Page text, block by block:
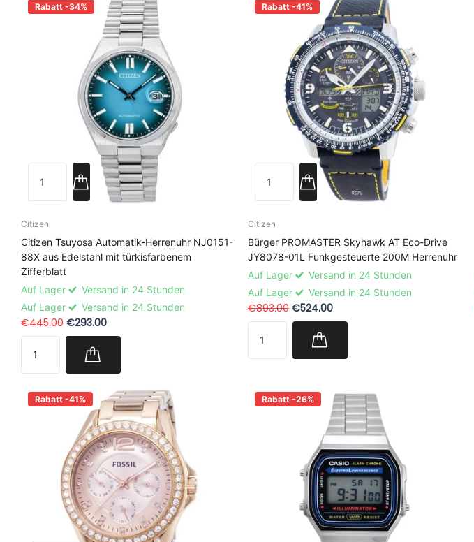
Rabatt -34%
Citizen
Citizen Tsuyosa Automatik-Herrenuhr NJ0151-
88X aus Edelstahl mit türkisfarbenem
Zifferblatt
Auf Lager
Versand in 24 Stunden
Auf Lager
Versand in 24 Stunden
€445.00 €293.00
Rabatt -41%
Citizen
Bürger PROMASTER Skyhawk AT Eco-Drive
JY8078-01L Funkgesteuerte 200M Herrenuhr
Auf Lager
Versand in 24 Stunden
Auf Lager
Versand in 24 Stunden
€893.00 €524.00
Rabatt -41% Rabatt -26%